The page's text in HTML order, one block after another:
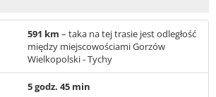
591 km – taka na tej trasie jest odległość
między miejscowościami Gorzów
Wielkopolski - Tychy
5 godz. 45 min